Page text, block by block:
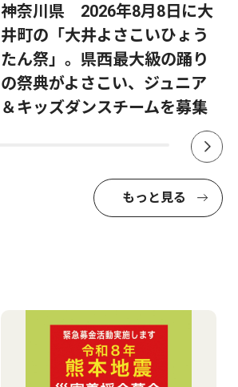
神奈川県 2026年8月8日に大
井町の「大井よさこいひょう
たん祭」。県西最大級の踊り
の祭典がよさこい、ジュニア
＆キッズダンスチームを募集
もっと見る